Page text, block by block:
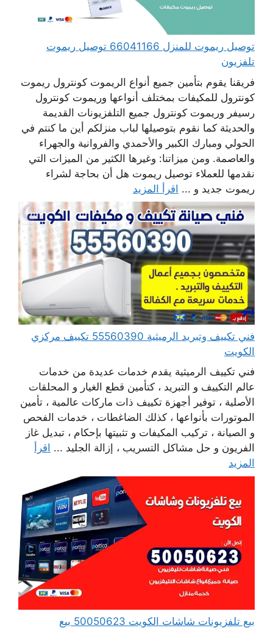
توصيل ريموت للمنزل 66041166 توصيل ريموت
تلفزيون
فريقنا يقوم بتأمين جميع أنواع الريموت كونترول ريموت
كونترول للمكيفات بمختلف أنواعها وريموت كونترول
رسيفر وريموت كونترول جميع التلفزيونات القديمة
والحديثة كما نقوم بتوصيلها لباب منزلكم أين ما كنتم في
الحولي ومبارك الكبير والأحمدي والفروانية والجهراء
والعاصمة. ومن ميزاتنا: وغيرها الكثير من الميزات التي
نقدمها للعملاء توصيل ريموت هل أن بحاجة لشراء
ريموت جديد و ... اقرأ المزيد
فني تكييف وتبريد الرميثية 55560390 تكييف مركزي
الكويت
فني تكييف الرميثية يقدم خدمات عديدة من خدمات
عالم التكييف و التبريد ، كتأمين قطع الغيار و المحلقات
الأصلية ، توفير أجهزة تكييف ذات ماركات عالمية ، تأمين
الموتورات بأنواعها ، كذلك الضاغطات ، خدمات الفحص
و الصيانة ، تركيب المكيفات و تثبيتها بإحكام ، تبديل غاز
الفريون و حل مشاكل التسريب ، إزالة الجليد ... اقرأ
المزيد
بيع تلفزيونات شاشات الكويت 50050623 بيع